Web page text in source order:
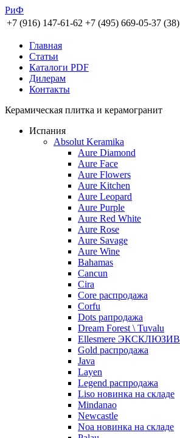
РиФ
+7 (916) 147-61-62 +7 (495) 669-05-37 (38)
Главная
Статьи
Каталоги PDF
Дилерам
Контакты
Керамическая плитка и керамогранит
Испания
Absolut Keramika
Aure Diamond
Aure Face
Aure Flowers
Aure Kitchen
Aure Leopard
Aure Purple
Aure Red White
Aure Rose
Aure Savage
Aure Wine
Bahamas
Cancun
Cira
Core распродажа
Corfu
Dots рапродажа
Dream Forest \ Tuvalu
Ellesmere ЭКСКЛЮЗИВ
Gold распродажа
Java
Layen
Legend распродажа
Liso новинка на складе
Mindanao
Newcastle
Noa новинка на складе